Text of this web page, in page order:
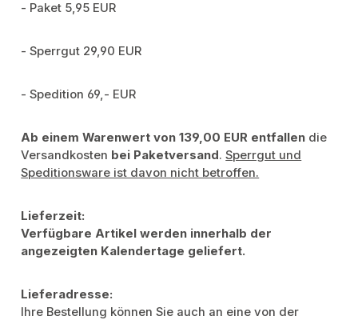
- Paket 5,95 EUR
- Sperrgut 29,90 EUR
- Spedition 69,- EUR
Ab einem Warenwert von 139,00 EUR entfallen die
Versandkosten bei Paketversand.Sperrgut und
Speditionsware ist davon nicht betroffen.
Lieferzeit:
Verfügbare Artikel werden innerhalb der
angezeigten Kalendertage geliefert.
Lieferadresse:
Ihre Bestellung können Sie auch an eine von der